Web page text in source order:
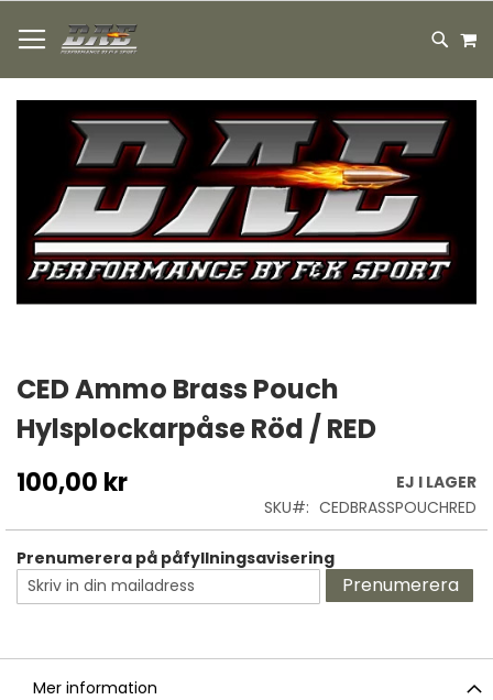
TILL
INNEHÅLLET
bildgalleriet
till
början
av
bildgalleriet
CED Ammo Brass Pouch
Hylsplockarpåse Röd / RED
100,00 kr
EJ I LAGER
SKU
CEDBRASSPOUCHRED
Prenumerera på påfyllningsavisering
Prenumerera
Mer information